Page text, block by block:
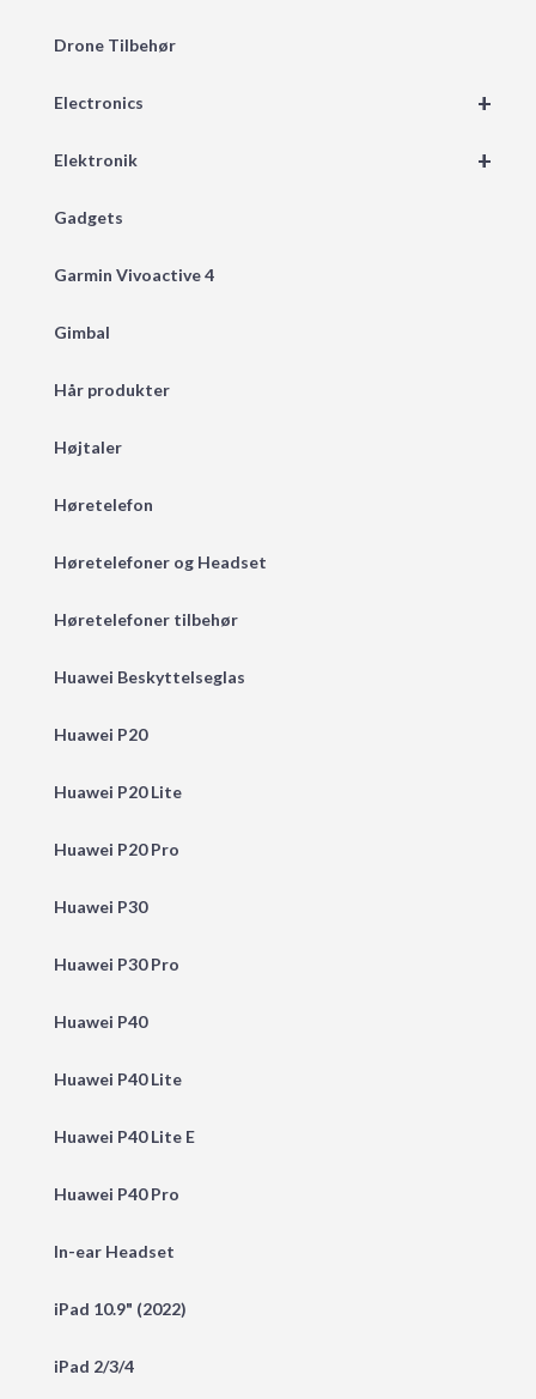
Drone Tilbehør
+
Electronics
+
Elektronik
Gadgets
Garmin Vivoactive 4
Gimbal
Hår produkter
Højtaler
Høretelefon
Høretelefoner og Headset
Høretelefoner tilbehør
Huawei Beskyttelseglas
Huawei P20
Huawei P20 Lite
Huawei P20 Pro
Huawei P30
Huawei P30 Pro
Huawei P40
Huawei P40 Lite
Huawei P40 Lite E
Huawei P40 Pro
In-ear Headset
iPad 10.9" (2022)
iPad 2/3/4